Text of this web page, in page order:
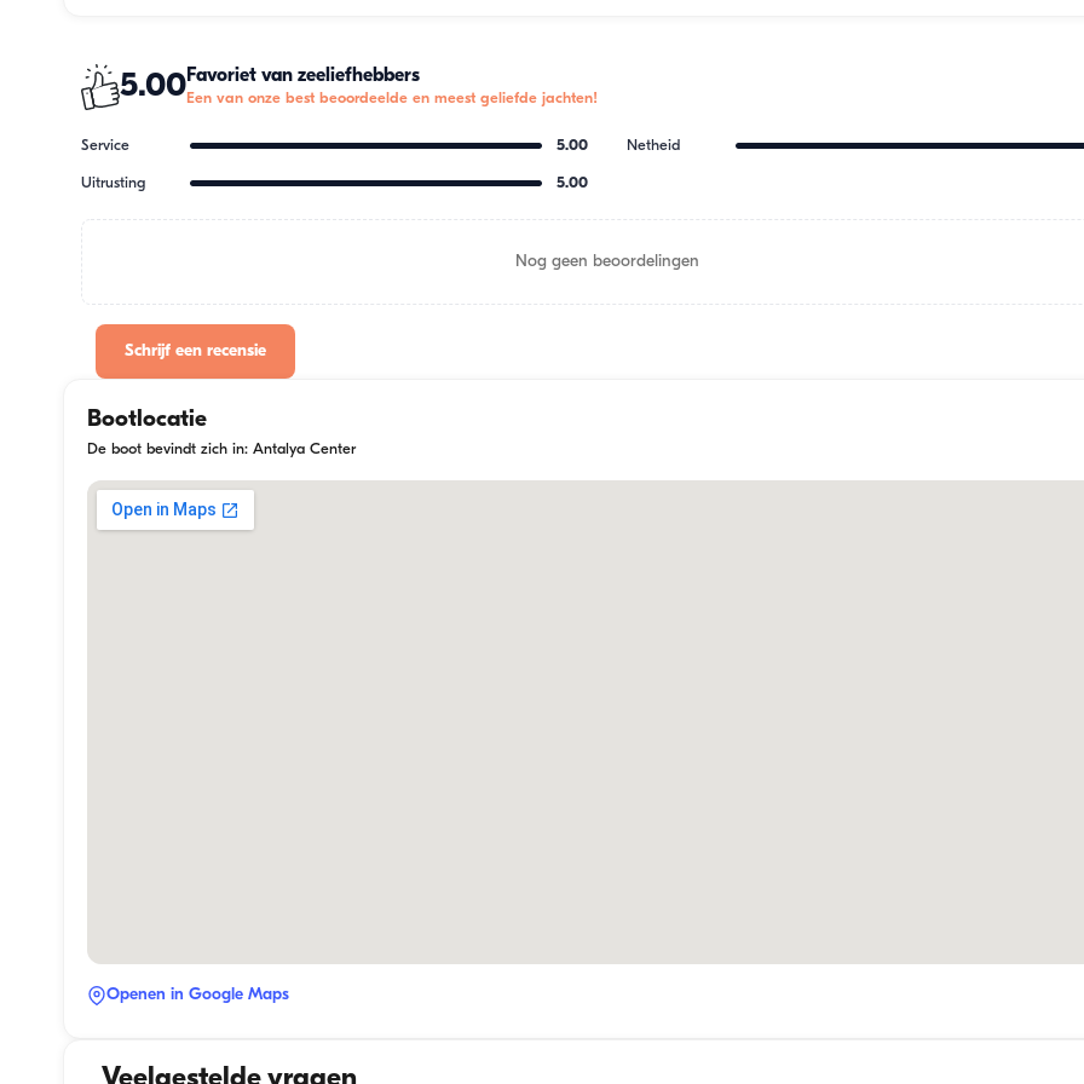
5.00Favoriet van zeeliefhebbers
Een van onze best beoordeelde en meest geliefde jachten!
Service 5.00 Netheid
Uitrusting 5.00
Nog geen beoordelingen
Schrijf een recensie
Bootlocatie
De boot bevindt zich in: Antalya Center
Openen in Google Maps